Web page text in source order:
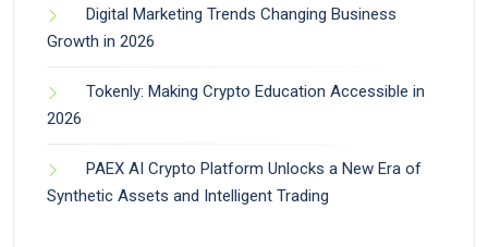
Digital Marketing Trends Changing Business
Growth in 2026
Tokenly: Making Crypto Education Accessible in
2026
PAEX AI Crypto Platform Unlocks a New Era of
Synthetic Assets and Intelligent Trading